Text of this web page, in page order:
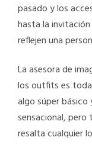
pasado y los
hasta la
reflejen una
La asesora de
los outfits es toda
algo súper
sensacional,
resalta cualquier